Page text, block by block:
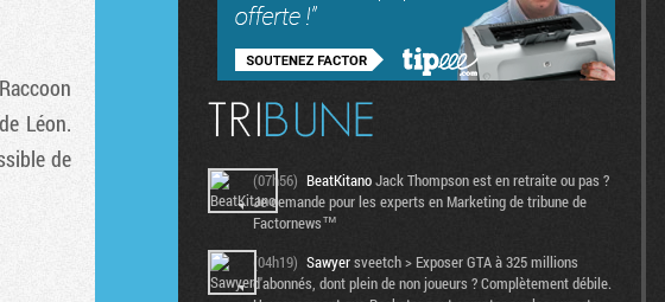
Léon.
de
(07h56) BeatKitanoJack Thompson est en retraite ou pas ?
Je demande pour les experts en Marketing de tribune de
Factornews™
(04h19) Sawyersveetch > Exposer GTA à 325 millions
d'abonnés, dont plein de non joueurs ? Complètement débile.